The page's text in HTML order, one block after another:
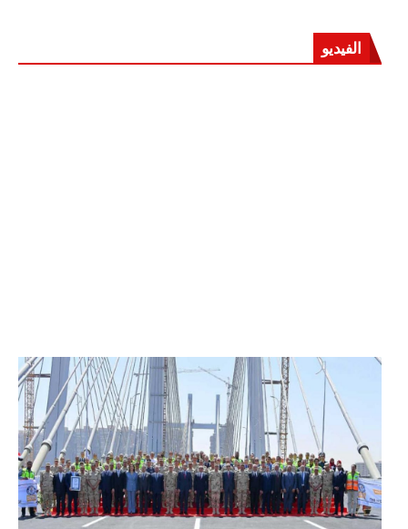
الفيديو
الرئيس عبد الفتاح السيسي يفتتح محور روض الفرج
وكوبري تحيا مصر